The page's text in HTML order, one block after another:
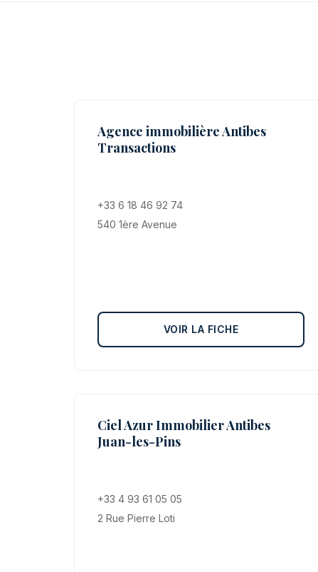
Agence immobilière Antibes
Transactions
+33 6 18 46 92 74
540 1ère Avenue
VOIR LA FICHE
Ciel Azur Immobilier Antibes
Juan-les-Pins
+33 4 93 61 05 05
2 Rue Pierre Loti